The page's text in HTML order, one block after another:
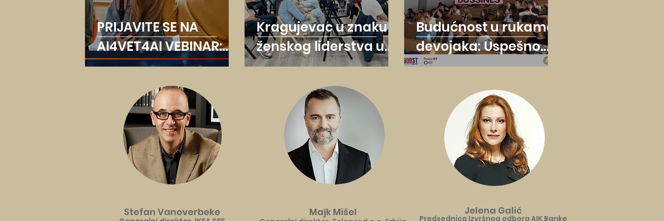
PRIJAVITE SE NA
AI4VET4AI VEBINAR:
GenAI & GenZ -
Izazovi i prilike
upotrebe veštačke
inteligencije u
obrazovanju
Kragujevac u znaku
ženskog liderstva u
tehnologiji: Održan
MOGIS Business
Roadshow u Prvoj
gimnaziji
Budućnost u rukama
devojaka: Uspešno
održan prvi MOGIS
Stefan Vanoverbeke Majk Mišel Jelena Galić
Predsednica Izvršnog odbora AIK Banke